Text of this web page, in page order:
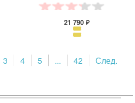
21 790 ₽
3 4 5 ... 42 След.